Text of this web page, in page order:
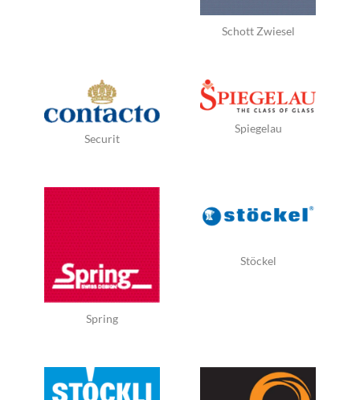
Schott Zwiesel
Securit
Spiegelau
Spring
Stöckel